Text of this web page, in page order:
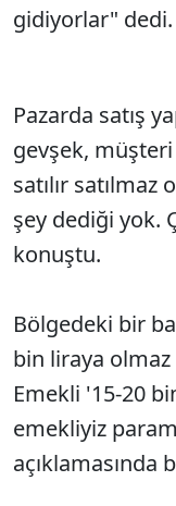
gidiyorlar" dedi.
Pazarda satış
gevşek,
satılır
şey dediği yok.
konuştu.
Bölgedeki bir
bin liraya olmaz
Emekli '15-20
emekliyiz
açıklamasında